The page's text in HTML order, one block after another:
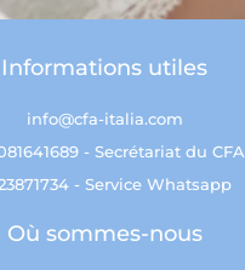
Informations utiles
info@cfa-italia.com
- Secrétariat du CFA
- Service Whatsapp
Où sommes-nous